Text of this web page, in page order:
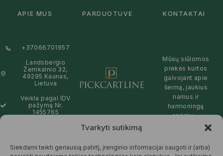
Tvarkyti sutikimą
Siekdami teikti geriausią patirtį, įrenginio informacijai saugoti ir (arba)
APIE MUS PARDUOTUVĖ KONTAKTAI
+37066701957
Landsbergio
Žemkalnio 32,
49295 Kaunas,
Lietuva
Veikla pagal IDV
pažymą Nr.
1455765
09:00 - 19:00
Mūsų siūlomos
prekės kurtos
galvojant apie
šeimą, jaukius
namus ir
harmoningą
aplinką –
draugiškos tiek
Jums, tiek